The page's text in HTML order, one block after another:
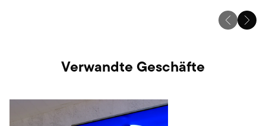
Verwandte Geschäfte